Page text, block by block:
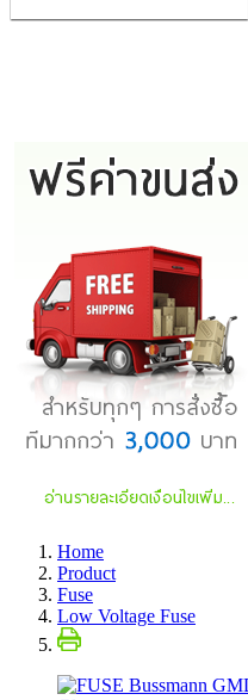
Home
Product
Fuse
Low Voltage Fuse